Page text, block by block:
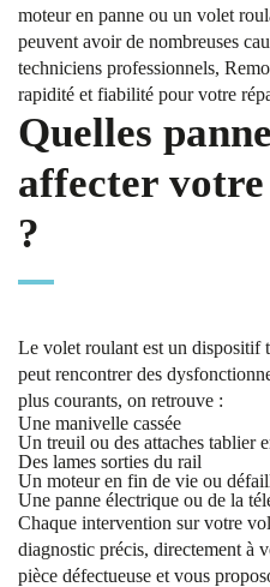
moteur en panne ou un volet
peuvent avoir de nombreuses
techniciens professionnels,
rapidité et fiabilité pour votre
Quelles
affecter
?
Le volet roulant est un dispositif
peut rencontrer des
plus courants, on retrouve :
Une manivelle cassée
Un treuil ou des attaches tablier
Des lames sorties du rail
Un moteur en fin de vie ou
Une panne électrique ou de la
Chaque intervention sur votre
diagnostic précis, directement à
pièce défectueuse et vous